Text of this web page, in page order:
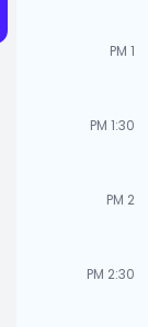
1 PM
1:30 PM
2 PM
2:30 PM